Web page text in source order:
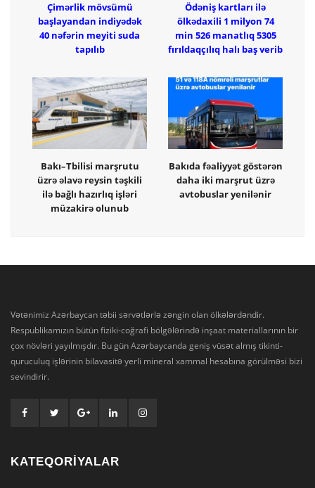
Çimərlik mövsümü
başlayandan indiyədək
40 nəfərin meyiti suda
tapılıb
Ödəniş kartları ilə
ölkədaxili 1 milyon 74
min 526 manatlıq 5305
fırıldaqçılıq halı baş verib
Bakı–Tbilisi marşrutu
üzrə əlavə reysin təşkili
ilə bağlı hazırlıq işləri
müzakirə olunub
Bakıda fəaliyyət göstərən
daha iki marşrut üzrə
avtobuslar yenilənir
Vətənimiz Azərbaycan təbii sərvətlərlə zəngin olan ölkələrdəndir.
Respublikamızın bütün fiziki-coğrafi bölgələrində inşaat materiallarının bir
çox növləri yayılmışdır. Bu gün Azərbaycanda geniş vüsət almış tikinti-
quruculuq işlərinin bilavasitə yerli mineral xammal hesabına görülməsi bizi
sevindirir.
KATEQORİYALAR